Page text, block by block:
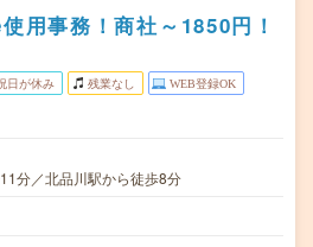
用事務！商社～1850円！
日が休み 残業なし WEB登録OK
分／北品川駅から徒歩8分